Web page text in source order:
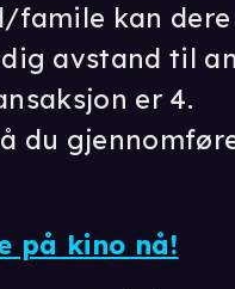
famile kan
avstand til
er 4.
du
på kino nå!